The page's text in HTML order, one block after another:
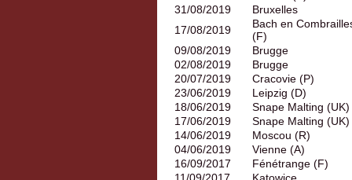
31/08/2019
Bruxelles
17/08/2019
Bach en
(F)
09/08/2019
Brugge
02/08/2019
Brugge
20/07/2019
Cracovie (P)
23/06/2019
Leipzig (D)
18/06/2019
Snape Malting (UK)
17/06/2019
Snape Malting (UK)
14/06/2019
Moscou (R)
04/06/2019
Vienne (A)
16/09/2017
Fénétrange (F)
11/09/2017
Katowice